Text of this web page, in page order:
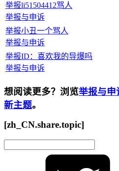
举报li51504412骂人
举报与申诉
举报小丑一个骂人
举报与申诉
举报ID：喜欢我的导爆吗
举报与申诉
想阅读更多？浏览举报与申
新主题。
[zh_CN.share.topic]